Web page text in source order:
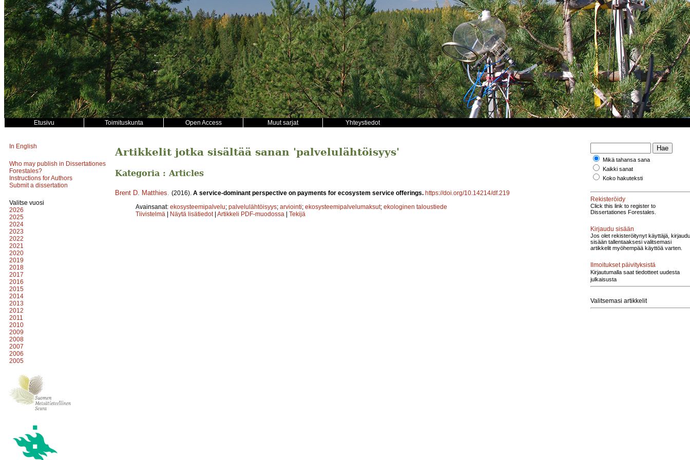
Etusivu Toimituskunta Open Access Muut sarjat Yhteystiedot
In English
Who may publish in Dissertationes
Forestales?
Instructions for Authors
Submit a dissertation
Valitse vuosi
2026
2025
2024
2023
2022
2021
2020
2019
2018
2017
2016
2015
2014
2013
2012
2011
2010
2009
2008
2007
2006
2005
Artikkelit jotka sisältää sanan 'palvelulähtöisyys'
Kategoria : Articles
Brent D. Matthies (2016). A service-dominant perspective on payments for ecosystem service offerings. https://doi.org/10.14214/df.219
Avainsanat: ekosysteemipalvelu; palvelulähtöisyys; arviointi; ekosysteemipalvelumaksut; ekologinen taloustiede
Tiivistelmä | Näytä lisätiedot | Artikkeli PDF-muodossa | Tekijä
Mikä tahansa sana
Kaikki sanat
Koko hakuteksti
Rekisteröidy
Click this link to register to
Dissertationes Forestales.
Kirjaudu sisään
Jos olet rekisteröitynyt käyttäjä, kirjaudu
sisään tallentaaksesi valitsemasi
artikkelit myöhempää käyttöä varten.
Ilmoitukset päivityksistä
Kirjautumalla saat tiedotteet uudesta
julkaisusta
Valitsemasi artikkelit